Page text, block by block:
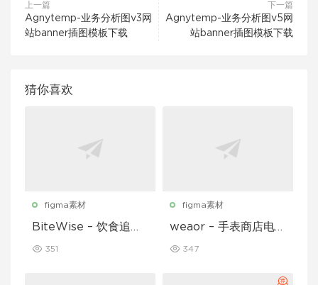
上一篇
Agnytemp-业务分析图v3网
站banner插图模板下载
下一篇
Agnytemp-业务分析图v5网
站banner插图模板下载
猜你喜欢
figma素材
BiteWise – 饮食追踪
351
figma素材
weaor – 手表商店电子
347